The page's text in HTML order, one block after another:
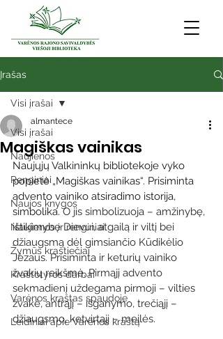
Įrašas
Visi įrašai
Naujienos
Renginiai
Naujos knygos
Naujienos ir renginiai
Žymūs kraštiečiai
Kraštotyros darbai
Varėnos kraštas spaudoje
Leidiniai apie Varėnos kraštą
Visi įrašai
Magiškas vainikas
almantece
Naujųjų Valkininkų bibliotekoje vyko
popietė „Magiškas vainikas“. Prisiminta
advento vainiko atsiradimo istorija,
simbolika. O jis simbolizuoja – amžinybę,
ištikimybę Dievui, atgailą ir viltį bei
džiaugsmą dėl gimsiančio Kūdikėlio
Jėzaus. Prisiminta ir keturių vainiko
žvakių reikšmė. Pirmąjį advento
sekmadienį uždegama pirmoji – vilties
žvakė, antrąjį – išganymo, trečiąjį –
džiaugsmo, ketvirtąjį – meilės.